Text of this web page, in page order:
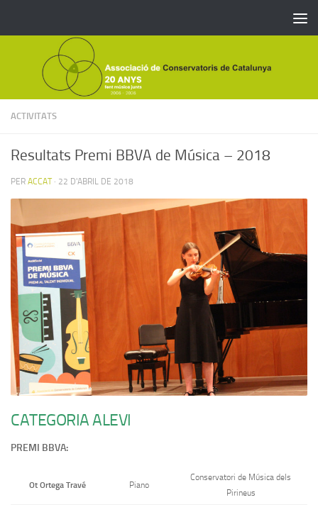
ACTIVITATS
Resultats Premi BBVA de Música – 2018
PER ACCAT · 22 D'ABRIL DE 2018
CATEGORIA ALEVI
PREMI BBVA:
Ot Ortega Travé Piano
Conservatori de Música dels
Pirineus